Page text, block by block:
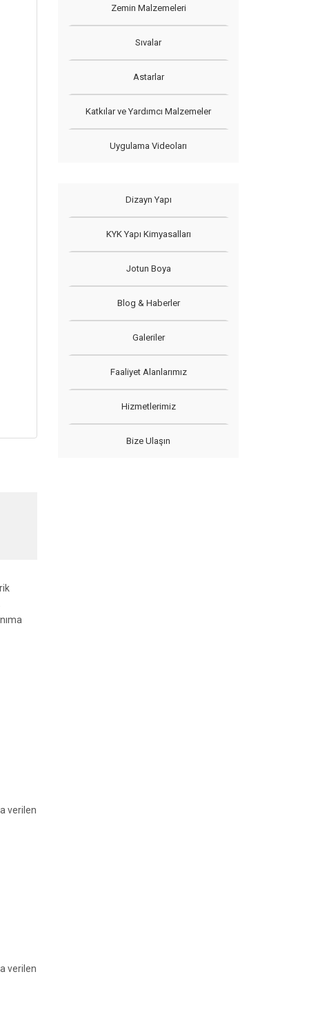
Zemin Malzemeleri
Sıvalar
Astarlar
Katkılar ve Yardımcı Malzemeler
Uygulama Videoları
Dizayn Yapı
KYK Yapı Kimyasalları
Jotun Boya
Blog & Haberler
Galeriler
Faaliyet Alanlarımız
Hizmetlerimiz
Bize Ulaşın
verilen
verilen